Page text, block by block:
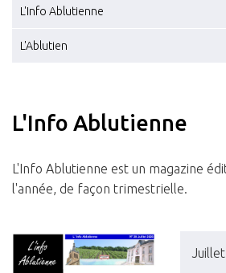
L'Info Ablutienne
L'Ablutien
L'Info Ablutienne
L'Info Ablutienne est un magazine
l'année, de façon trimestrielle.